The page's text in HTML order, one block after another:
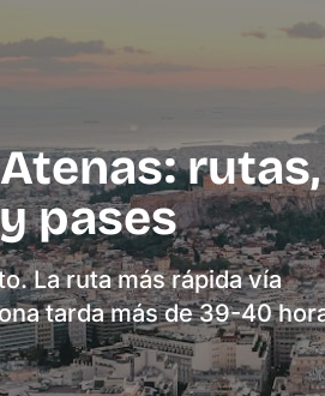
rutas,
pases
La ruta más rápida vía
tarda más de 39-40